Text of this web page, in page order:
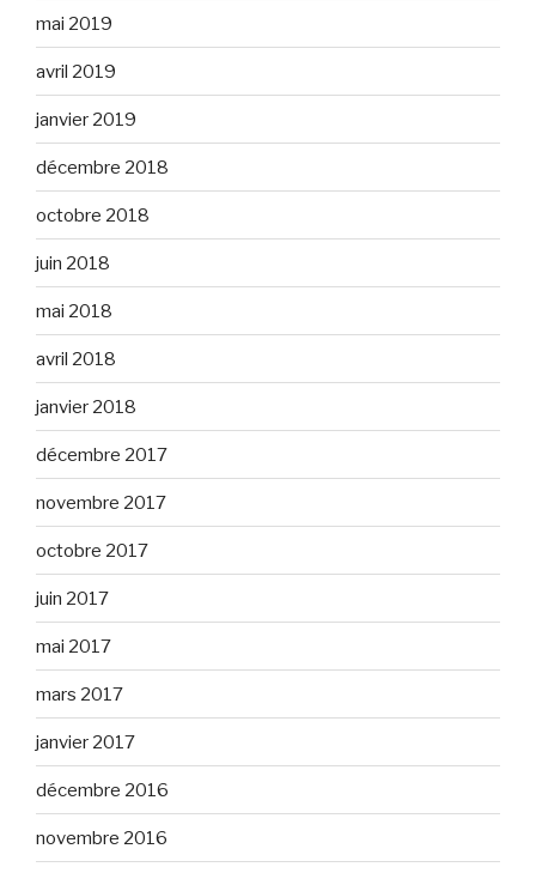
mai 2019
avril 2019
janvier 2019
décembre 2018
octobre 2018
juin 2018
mai 2018
avril 2018
janvier 2018
décembre 2017
novembre 2017
octobre 2017
juin 2017
mai 2017
mars 2017
janvier 2017
décembre 2016
novembre 2016